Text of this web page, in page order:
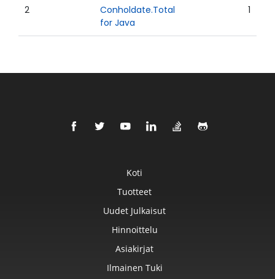
2
Conholdate.Total
for Java
1
Koti
Tuotteet
Uudet Julkaisut
Hinnoittelu
Asiakirjat
Ilmainen Tuki